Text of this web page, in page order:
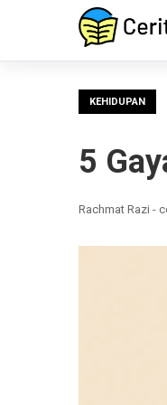
KEHIDUPAN
5
Rachmat Razi -